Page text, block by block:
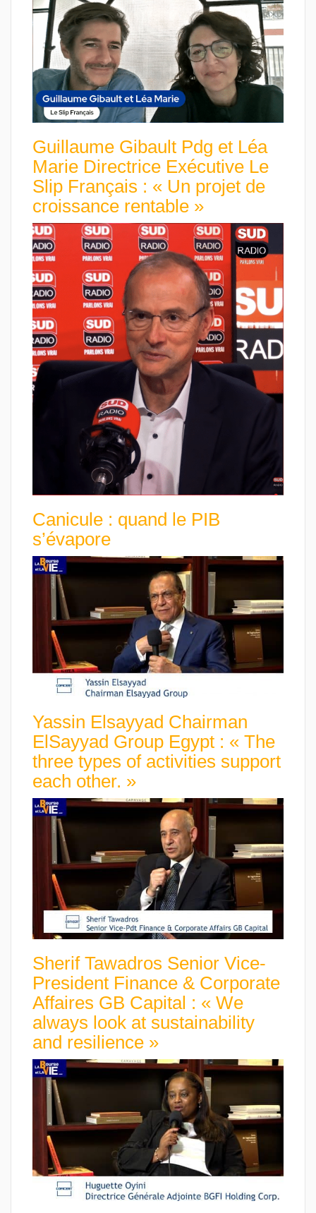
Guillaume Gibault Pdg et Léa
Marie Directrice Exécutive Le
Slip Français : « Un projet de
croissance rentable »
Canicule : quand le PIB
s’évapore
Yassin Elsayyad Chairman
ElSayyad Group Egypt : « The
three types of activities support
each other. »
Sherif Tawadros Senior Vice-
President Finance & Corporate
Affaires GB Capital : « We
always look at sustainability
and resilience »